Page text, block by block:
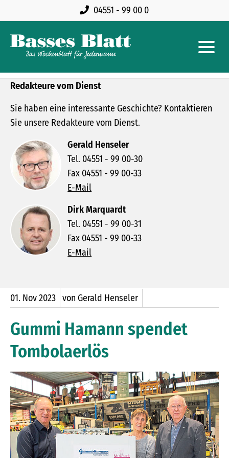
04551 - 99 00 0
Redakteure vom Dienst
Sie haben eine interessante Geschichte? Kontaktieren
Sie unsere Redakteure vom Dienst.
Gerald Henseler
Tel. 04551 - 99 00-30
Fax 04551 - 99 00-33
E-Mail
Dirk Marquardt
Tel. 04551 - 99 00-31
Fax 04551 - 99 00-33
E-Mail
01. Nov2023 von Gerald Henseler
Gummi Hamann spendet
Tombolaerlös